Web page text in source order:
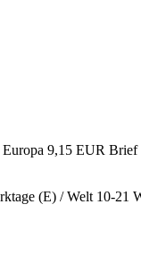
9,15 EUR
(E) / Welt 10-21